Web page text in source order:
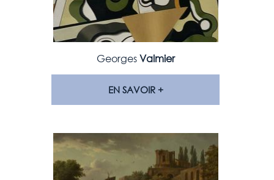
GeorgesValmier
EN SAVOIR +